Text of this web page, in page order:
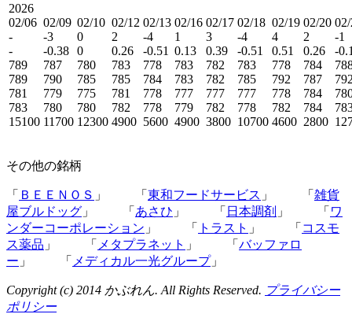
2026
02/06
-
-
789
789
781
783
15100
02/09
-3
-0.38
787
790
779
780
11700
02/10
0
0
780
785
775
780
12300
02/12
2
0.26
783
785
781
782
4900
02/13
-4
-0.51
778
784
778
778
5600
02/16
1
0.13
783
783
777
779
4900
02/17
3
0.39
782
782
777
782
3800
02/18
-4
-0.51
783
785
777
778
10700
02/19
4
0.51
778
792
778
782
4600
02/20
2
0.26
784
787
784
784
2800
-1
-
その他の銘柄
「 ＢＥＥＮＯＳ 」 「 東和フードサービス 」 「 雑貨
屋ブルドッグ 」 「 あさひ 」 「 日本調剤 」 「 ワ
ンダーコーポレーション 」 「 トラスト 」 「 コスモ
ス薬品 」 「 メタプラネット 」 「 バッファロ
ー 」 「 メディカル一光グループ」
Copyright (c) 2014 かぶれん. All Rights Reserved. プライバシー
ポリシー